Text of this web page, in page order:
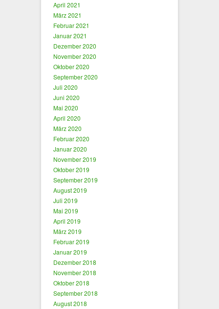
April 2021
März 2021
Februar 2021
Januar 2021
Dezember 2020
November 2020
Oktober 2020
September 2020
Juli 2020
Juni 2020
Mai 2020
April 2020
März 2020
Februar 2020
Januar 2020
November 2019
Oktober 2019
September 2019
August 2019
Juli 2019
Mai 2019
April 2019
März 2019
Februar 2019
Januar 2019
Dezember 2018
November 2018
Oktober 2018
September 2018
August 2018